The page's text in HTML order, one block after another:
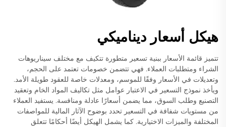
هيكل أسعار ديناميكي
تتميز قائمة الأسعار ببنية تسعير متطورة تتكيف مع مختلف سيناريوهات
الشراء ومتطلبات العملاء. فهي تتضمن خصومات تعتمد على الحجم،
وتعديلات في الأسعار وفقًا للموسم، ومعدلات خاصة للعقود طويلة الأمد.
ويأخذ نموذج التسعير في الاعتبار عوامل مثل تكاليف المواد الخام وتعقيد
التصنيع وطلب السوق، مما يضمن أسعارًا عادلة ومنافسة. يستفيد العملاء
من مستويات شفافة في التسعير تحدد بوضوح الآثار المالية للمواصفات
المختلفة والميزات الاختيارية. كما يشمل الهيكل أيضًا أحكامًا تتعلق